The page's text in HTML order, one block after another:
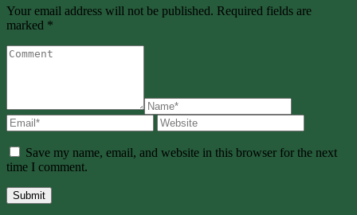
Your email address will not be published. Required fields are
marked *
Save my name, email, and website in this browser for the next
time I comment.